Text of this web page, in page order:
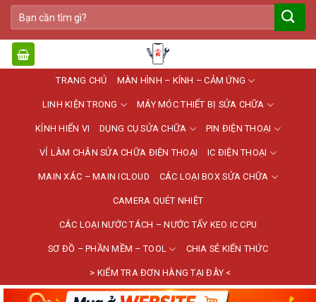
Bỏ
qua
nội
dung
Tìm
kiếm:
TRANG CHỦ MÀN HÌNH – KÍNH – CẢM ỨNG
LINH KIỆN TRONG MÁY MÓC THIẾT BỊ SỬA CHỮA
KÍNH HIỂN VI DỤNG CỤ SỬA CHỮA PIN ĐIỆN THOẠI
VỈ LÀM CHÂN SỬA CHỮA ĐIỆN THOẠI IC ĐIỆN THOẠI
MAIN XÁC – MAIN ICLOUD CÁC LOẠI BOX SỬA CHỮA
CAMERA QUÉT NHIỆT
CÁC LOẠI NƯỚC TÁCH – NƯỚC TẨY KEO IC CPU
SƠ ĐỒ – PHẦN MỀM – TOOL CHIA SẺ KIẾN THỨC
> KIỂM TRA ĐƠN HÀNG TẠI ĐÂY <